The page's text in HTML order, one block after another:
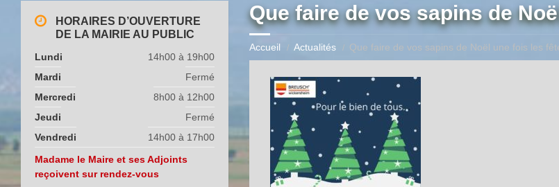
Que faire de vos sapins de
Accueil Actualités Que faire de vos sapins de Noël une fois les
HORAIRES D’OUVERTURE
DE LA MAIRIE AU PUBLIC
Lundi
14h00 à 19h00
Mardi
Fermé
Mercredi
8h00 à 12h00
Jeudi
Fermé
Vendredi
14h00 à 17h00
Madame le Maire et ses Adjoints
reçoivent sur rendez-vous